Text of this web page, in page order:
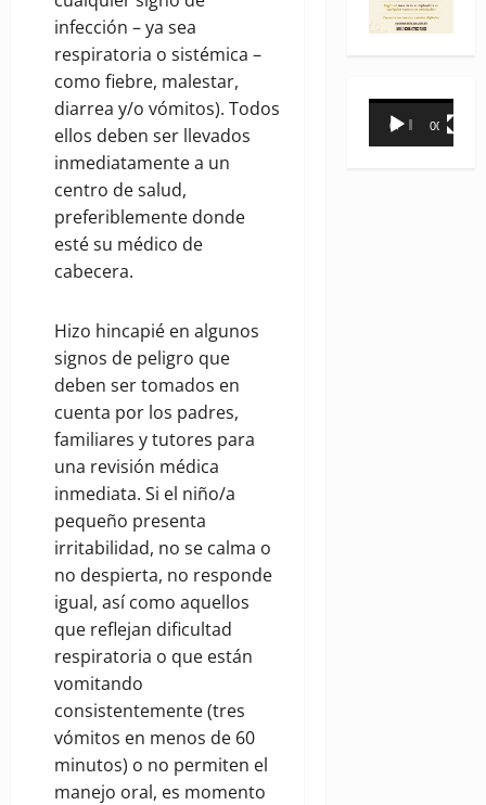
infección – ya sea
respiratoria o sistémica –
como fiebre, malestar,
diarrea y/o vómitos). Todos
ellos deben ser llevados
inmediatamente a un
centro de salud,
preferiblemente donde
esté su médico de
cabecera.
Hizo hincapié en algunos
signos de peligro que
deben ser tomados en
cuenta por los padres,
familiares y tutores para
una revisión médica
inmediata. Si el niño/a
pequeño presenta
irritabilidad, no se calma o
no despierta, no responde
igual, así como aquellos
que reflejan dificultad
respiratoria o que están
vomitando
consistentemente (tres
vómitos en menos de 60
minutos) o no permiten el
manejo oral, es momento
Reproductor
00:00 00:31